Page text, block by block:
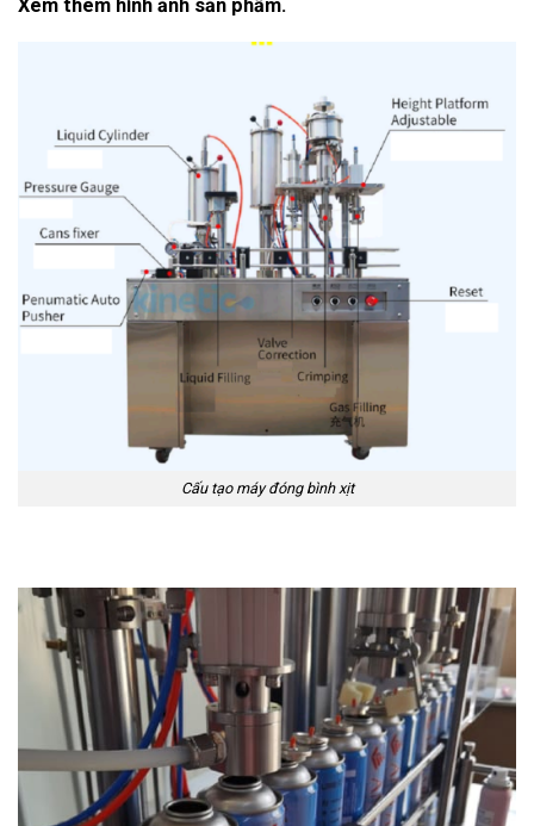
Xem thêm hình ảnh sản phẩm.
Cấu tạo máy đóng bình xịt